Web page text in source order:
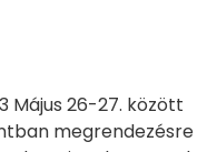
Május 26-27. között
megrendezésre